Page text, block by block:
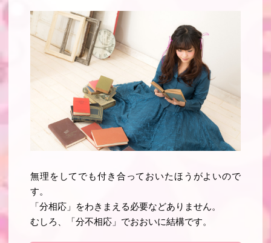
無理をしてでも付き合っておいたほうがよいので
す。
「分相応」をわきまえる必要などありません。
むしろ、「分不相応」でおおいに結構です。